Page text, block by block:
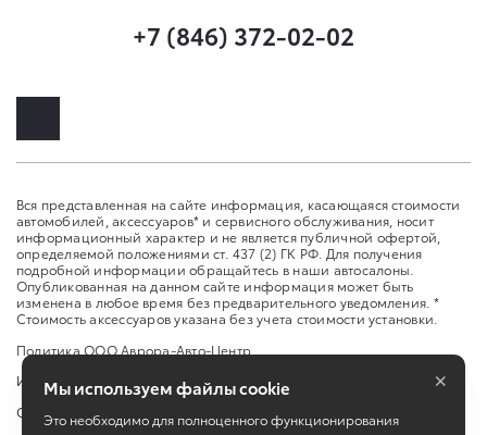
+7 (846) 372-02-02
Вся представленная на сайте информация, касающаяся стоимости
автомобилей, аксессуаров* и сервисного обслуживания, носит
информационный характер и не является публичной офертой,
определяемой положениями ст. 437 (2) ГК РФ. Для получения
подробной информации обращайтесь в наши автосалоны.
Опубликованная на данном сайте информация может быть
изменена в любое время без предварительного уведомления. *
Стоимость аксессуаров указана без учета стоимости установки.
Политика ООО Аврора-Авто-Центр
Изменить настройку cookies
Сбросить cookie
Мы используем файлы cookie
Это необходимо для полноценного функционирования
×